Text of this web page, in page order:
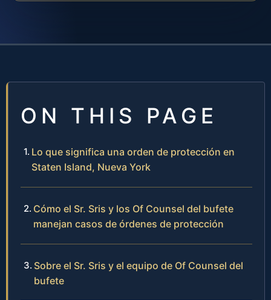
ON THIS PAGE
Lo que significa una orden de protección en
Staten Island, Nueva York
Cómo el Sr. Sris y los Of Counsel del bufete
manejan casos de órdenes de protección
Sobre el Sr. Sris y el equipo de Of Counsel del
bufete